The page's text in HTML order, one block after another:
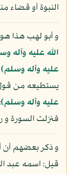
النبوة أو قضاء
و أبو لهب هذا
الله عليه وآله
عليه وآله وسلم)
يستطيعه من
عليه وآله وسلم)
فنزلت السورة و
و ذكر بعضهم أن
قيل: اسمه عبد